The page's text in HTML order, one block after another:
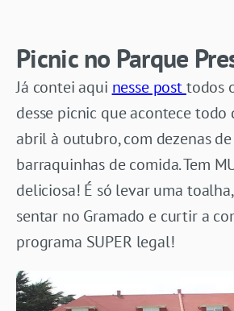
Picnic no Parque
Já contei aqui nesse posttodos
desse picnic que acontece todo
abril à outubro, com dezenas
barraquinhas de comida. Tem
deliciosa! É só levar uma
sentar no Gramado e curtir a
programa SUPER legal!